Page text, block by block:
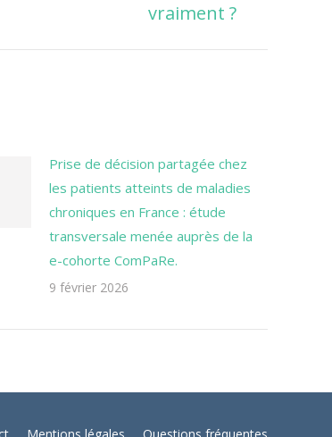
vraiment ?
Prise de décision partagée chez
les patients atteints de maladies
chroniques en France : étude
transversale menée auprès de la
e-cohorte ComPaRe.
9 février 2026